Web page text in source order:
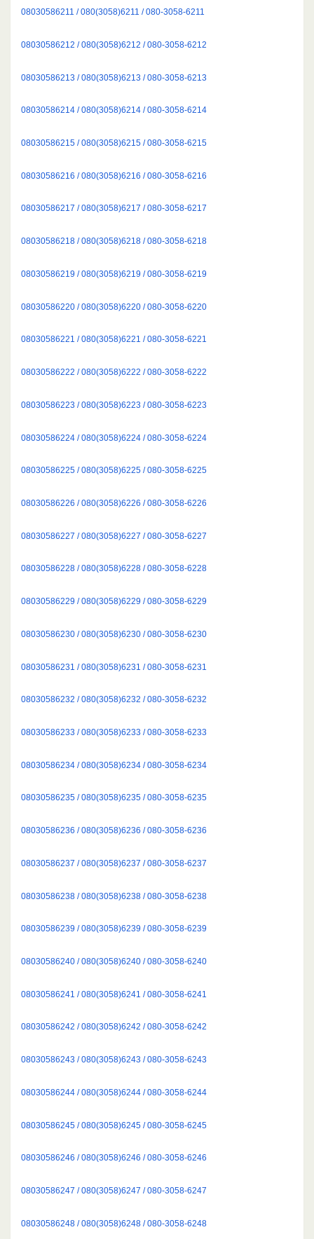
08030586211 / 080(3058)6211 / 080-3058-6211
08030586212 / 080(3058)6212 / 080-3058-6212
08030586213 / 080(3058)6213 / 080-3058-6213
08030586214 / 080(3058)6214 / 080-3058-6214
08030586215 / 080(3058)6215 / 080-3058-6215
08030586216 / 080(3058)6216 / 080-3058-6216
08030586217 / 080(3058)6217 / 080-3058-6217
08030586218 / 080(3058)6218 / 080-3058-6218
08030586219 / 080(3058)6219 / 080-3058-6219
08030586220 / 080(3058)6220 / 080-3058-6220
08030586221 / 080(3058)6221 / 080-3058-6221
08030586222 / 080(3058)6222 / 080-3058-6222
08030586223 / 080(3058)6223 / 080-3058-6223
08030586224 / 080(3058)6224 / 080-3058-6224
08030586225 / 080(3058)6225 / 080-3058-6225
08030586226 / 080(3058)6226 / 080-3058-6226
08030586227 / 080(3058)6227 / 080-3058-6227
08030586228 / 080(3058)6228 / 080-3058-6228
08030586229 / 080(3058)6229 / 080-3058-6229
08030586230 / 080(3058)6230 / 080-3058-6230
08030586231 / 080(3058)6231 / 080-3058-6231
08030586232 / 080(3058)6232 / 080-3058-6232
08030586233 / 080(3058)6233 / 080-3058-6233
08030586234 / 080(3058)6234 / 080-3058-6234
08030586235 / 080(3058)6235 / 080-3058-6235
08030586236 / 080(3058)6236 / 080-3058-6236
08030586237 / 080(3058)6237 / 080-3058-6237
08030586238 / 080(3058)6238 / 080-3058-6238
08030586239 / 080(3058)6239 / 080-3058-6239
08030586240 / 080(3058)6240 / 080-3058-6240
08030586241 / 080(3058)6241 / 080-3058-6241
08030586242 / 080(3058)6242 / 080-3058-6242
08030586243 / 080(3058)6243 / 080-3058-6243
08030586244 / 080(3058)6244 / 080-3058-6244
08030586245 / 080(3058)6245 / 080-3058-6245
08030586246 / 080(3058)6246 / 080-3058-6246
08030586247 / 080(3058)6247 / 080-3058-6247
08030586248 / 080(3058)6248 / 080-3058-6248